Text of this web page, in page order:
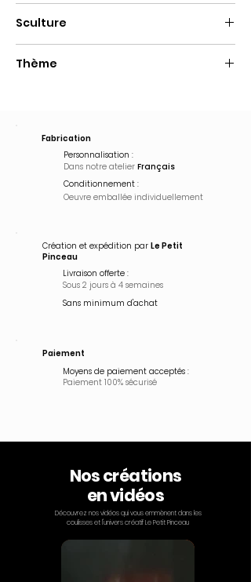
Profondeur : 5cm
Sculture
Thème
Fabrication
Personnalisation :
Dans notre atelier Français
Conditionnement :
Oeuvre emballée individuellement
Création et expédition par Le Petit
Pinceau
Livraison offerte :
Sous 2 jours à 4 semaines
Sans minimum d'achat
Paiement
Moyens de paiement acceptés :
Paiement 100% sécurisé
Nos créations
en vidéos
Découvrez nos vidéos qui vous emmènent dans les
coulisses et l'univers créatif Le Petit Pinceau